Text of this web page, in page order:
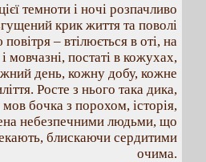
темноти і ночі розпачливо
крик життя та поволі
– втілюється в оті, на
мовчазні, постаті в кожухах,
день, кожну добу, кожне
Росте з нього така дика,
бочка з порохом, історія,
небезпечними людьми, що
блискаючи сердитими
очима.